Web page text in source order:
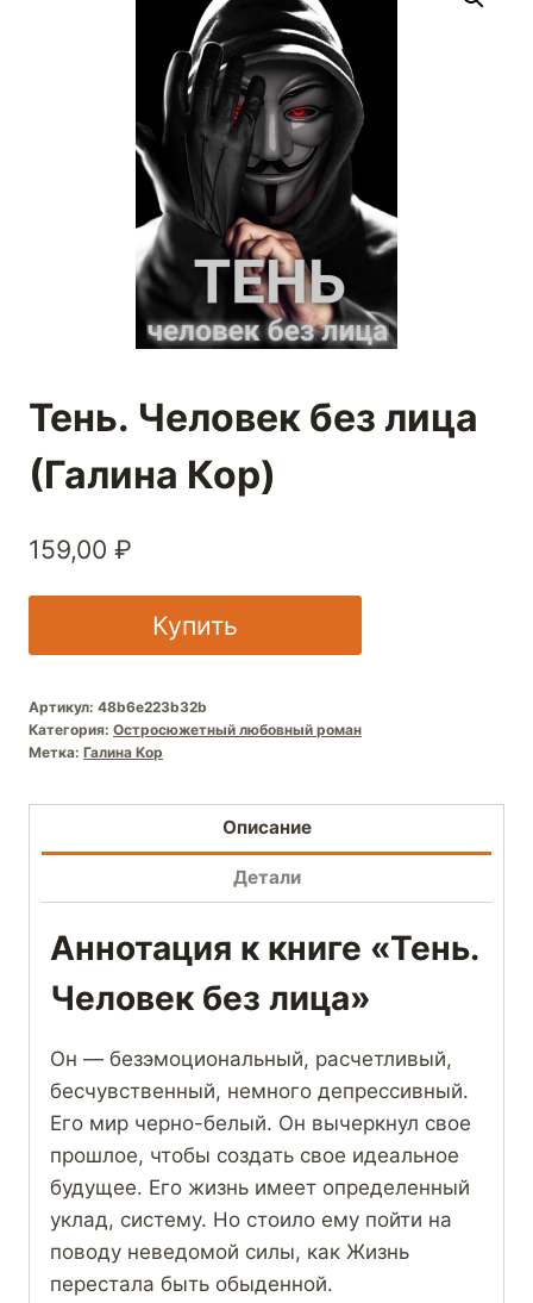
Тень. Человек без лица
(Галина Кор)
159,00 ₽
Купить
Артикул: 48b6e223b32b
Категория: Остросюжетный любовный роман
Метка: Галина Кор
Описание
Детали
Аннотация к книге «Тень.
Человек без лица»
Он — безэмоциональный, расчетливый,
бесчувственный, немного депрессивный.
Его мир черно-белый. Он вычеркнул свое
прошлое, чтобы создать свое идеальное
будущее. Его жизнь имеет определенный
уклад, систему. Но стоило ему пойти на
поводу неведомой силы, как Жизнь
перестала быть обыденной.